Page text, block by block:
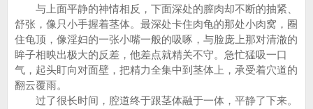
与上面平静的神情相反，下面深处的膣肉却不断的抽紧、
舒张，像只小手握着茎体。最深处卡住肉龟的那处小肉窝，圈
住龟顶，像淫妇的一张小嘴一般的吸啄，与脸庞上那对清澈的
眸子相映出极大的反差，他差点就精关不守。急忙猛吸一口
气，起头盯向对面壁，把精力全集中到茎体上，承受着穴道的
翻云覆雨。
过了很长时间，腔道终于跟茎体融于一体，平静了下来。